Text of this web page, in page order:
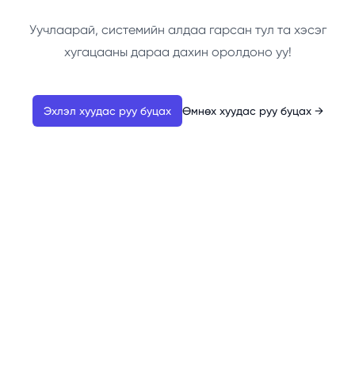
Уучлаарай, системийн алдаа гарсан тул та хэсэг
хугацааны дараа дахин оролдоно уу!
Эхлэл хуудас руу буцах Өмнөх хуудас руу буцах →